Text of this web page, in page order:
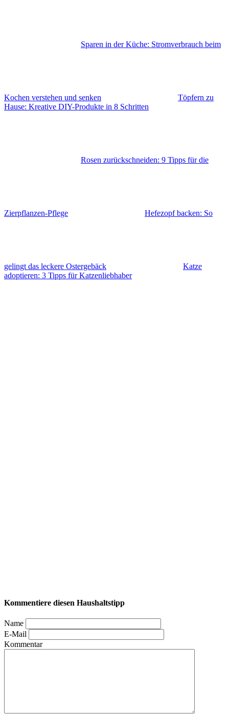
Sparen in der Küche: Stromverbrauch beim
Kochen verstehen und senken
Töpfern zu
Hause: Kreative DIY-Produkte in 8 Schritten
Rosen zurückschneiden: 9 Tipps für die
Zierpflanzen-Pflege Hefezopf backen: So
gelingt das leckere Ostergebäck
Katze
adoptieren: 3 Tipps für Katzenliebhaber
Kommentiere diesen Haushaltstipp
Name
E-Mail
Kommentar